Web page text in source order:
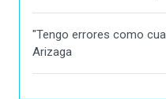
"Tengo errores como
Arizaga